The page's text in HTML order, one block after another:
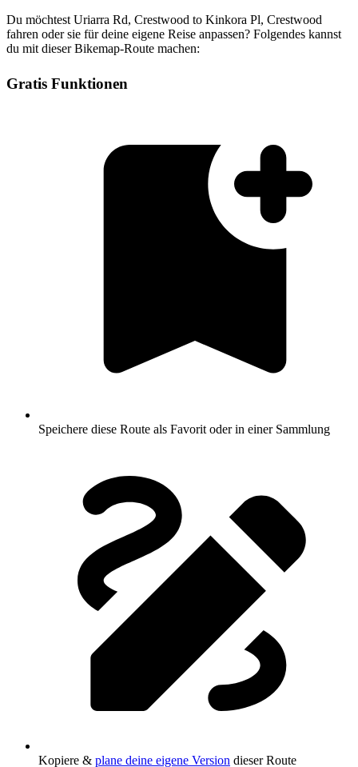
Du möchtest Uriarra Rd, Crestwood to Kinkora Pl, Crestwood
fahren oder sie für deine eigene Reise anpassen? Folgendes kannst
du mit dieser Bikemap-Route machen:
Gratis Funktionen
Speichere diese Route als Favorit oder in einer Sammlung
Kopiere & plane deine eigene Version dieser Route